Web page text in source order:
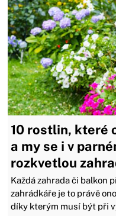
10 rostlin, které
a my se i v
rozkvetlou
Každá zahrada či balkon
zahrádkáře je to právě
díky kterým musí být při